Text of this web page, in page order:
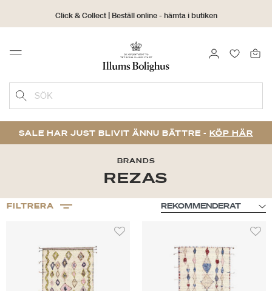
Click & Collect | Beställ online - hämta i butiken
30 dagars returrätt
Menu LOGGA IN
SÖK
SALE HAR JUST BLIVIT ÄNNU BÄTTRE - KÖP HÄR
BRANDS
REZAS
FILTRERA